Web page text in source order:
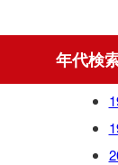
年代検